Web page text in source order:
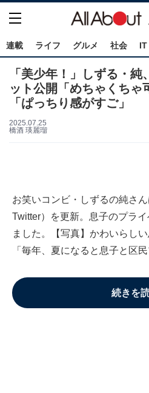
連載 ライフ グルメ 社会 IT
「美少年！」しずる・純
ット公開「めちゃくちゃ
「ぱっちり感がすご」
2025.07.25
橋酒 瑛麗瑠
お笑いコンビ・しずるの純さ
Twitter）を更新。息子のプラ
ました。【写真】かわいらし
「毎年、夏になると息子と区
続きを